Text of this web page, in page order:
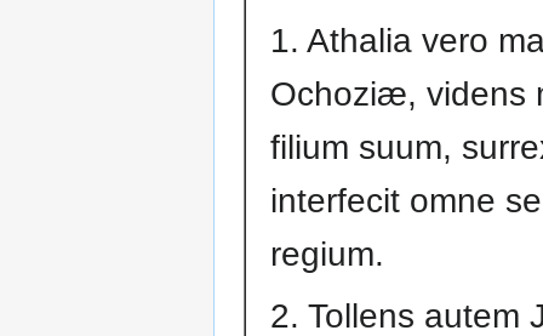
1. Athalia vero
Ochoziæ, videns
filium suum,
interfecit omne
regium.
2. Tollens autem